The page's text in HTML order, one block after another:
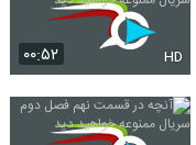
۰۰:۵۲ HD